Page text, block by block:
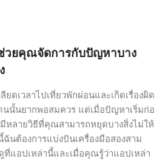
ยคุณจัดการกับปัญหาบาง
ดเวลาไปเที่ยวพักผ่อนและเกิดเรื่องผิด
นั้นยากพอสมควร แต่เมื่อปัญหาเริ่มก่อ
หลายวิธีที่คุณสามารถหยุดบางสิ่งไม่ให้
นต้องการแบ่งปันเครื่องมือสองสาม
แอปเหล่านี้และเมื่อคุณรู้ว่าแอปเหล่า